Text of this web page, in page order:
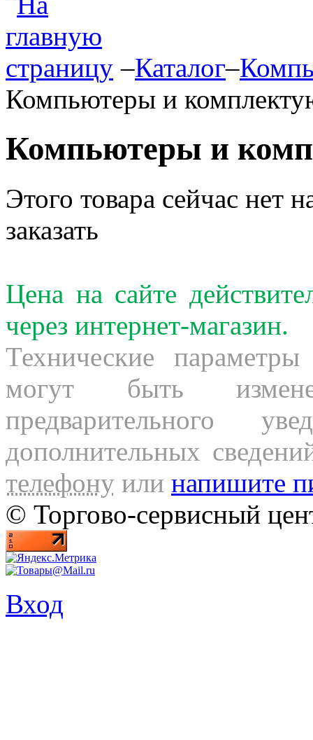
–Каталог–
Компьютеры и
Компьютеры и
Этого товара сейчас нет
заказать
Цена на сайте
через интернет-магазин.
Технические
могут быть
предварительного
дополнительных
телефону или напишите
© Торгово-сервисный
Вход